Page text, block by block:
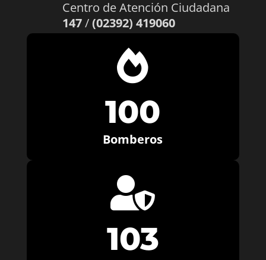
Centro de Atención Ciudadana
147/(02392) 419060

100
Bomberos

103